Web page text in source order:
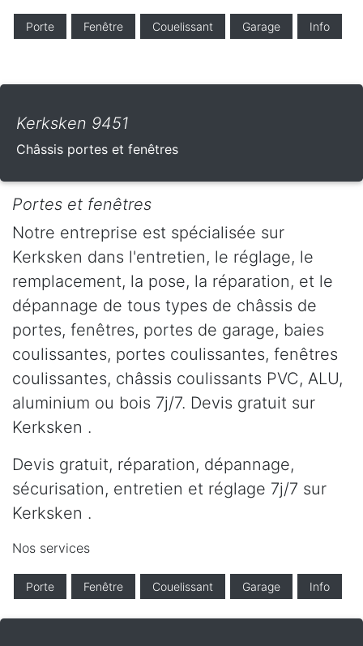
Porte Fenêtre Couelissant Garage Info
Kerksken 9451
Châssis portes et fenêtres
Portes et fenêtres
Notre entreprise est spécialisée sur
Kerksken dans l'entretien, le réglage, le
remplacement, la pose, la réparation, et le
dépannage de tous types de châssis de
portes, fenêtres, portes de garage, baies
coulissantes, portes coulissantes, fenêtres
coulissantes, châssis coulissants PVC, ALU,
aluminium ou bois 7j/7. Devis gratuit sur
Kerksken .
Devis gratuit, réparation, dépannage,
sécurisation, entretien et réglage 7j/7 sur
Kerksken .
Nos services
Porte Fenêtre Couelissant Garage Info